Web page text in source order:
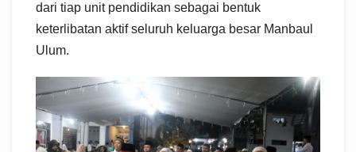
dari tiap unit pendidikan sebagai bentuk
keterlibatan aktif seluruh keluarga besar Manbaul
Ulum.